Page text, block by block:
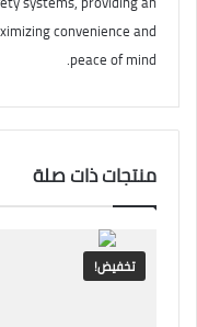
convenience and
peace of mind.
منتجات ذات صلة
تخفيض!